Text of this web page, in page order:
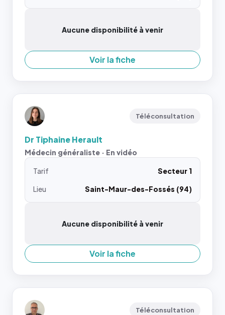
Aucune disponibilité à venir
Voir la fiche
Téléconsultation
Dr Tiphaine Herault
Médecin généraliste · En vidéo
Tarif
Secteur 1
Lieu
Saint-Maur-des-Fossés (94)
Aucune disponibilité à venir
Voir la fiche
Téléconsultation